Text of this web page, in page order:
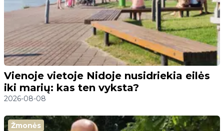
Vienoje vietoje Nidoje nusidriekia eilės
iki marių: kas ten vyksta?
2026-08-08
Žmonės